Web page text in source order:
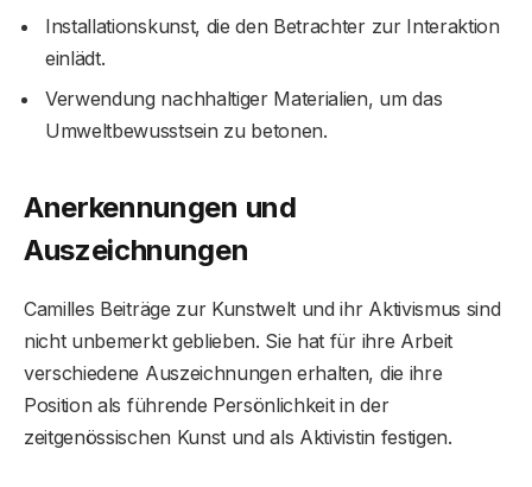
Installationskunst, die den Betrachter zur Interaktion
einlädt.
Verwendung nachhaltiger Materialien, um das
Umweltbewusstsein zu betonen.
Anerkennungen und
Auszeichnungen
Camilles Beiträge zur Kunstwelt und ihr Aktivismus sind
nicht unbemerkt geblieben. Sie hat für ihre Arbeit
verschiedene Auszeichnungen erhalten, die ihre
Position als führende Persönlichkeit in der
zeitgenössischen Kunst und als Aktivistin festigen.